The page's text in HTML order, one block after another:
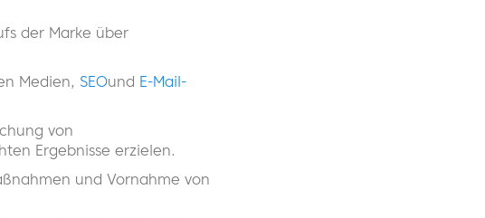
der Marke über
Medien, SEOund E-Mail-
von
Ergebnisse erzielen.
und Vornahme von